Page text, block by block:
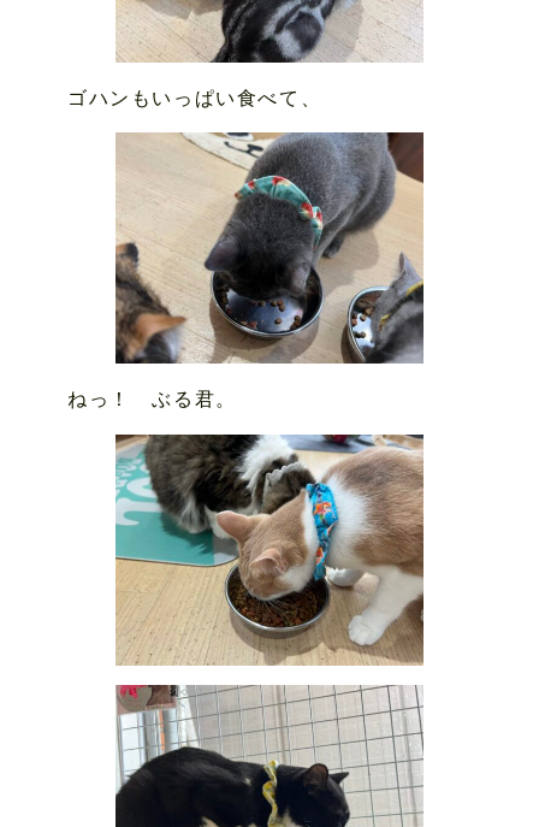
ゴハンもいっぱい食べて、
ねっ！ ぶる君。